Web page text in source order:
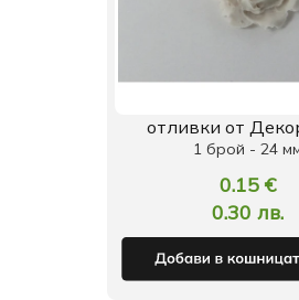
отливки от
1 брой - 24
0.15 €
0.30 лв.